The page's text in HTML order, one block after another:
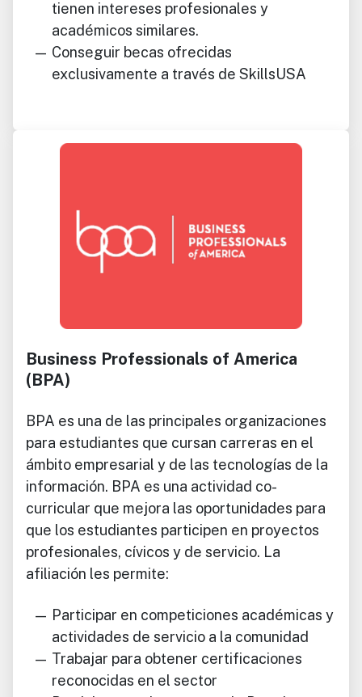
tienen intereses profesionales y
académicos similares.
Conseguir becas ofrecidas
exclusivamente a través de SkillsUSA
Business Professionals of America
(BPA)
BPA es una de las principales organizaciones
para estudiantes que cursan carreras en el
ámbito empresarial y de las tecnologías de la
información. BPA es una actividad co-
curricular que mejora las oportunidades para
que los estudiantes participen en proyectos
profesionales, cívicos y de servicio. La
afiliación les permite:
Participar en competiciones académicas y
actividades de servicio a la comunidad
Trabajar para obtener certificaciones
reconocidas en el sector